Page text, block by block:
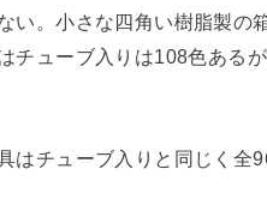
。小さな四角い樹脂製の
チューブ入りは108色ある
チューブ入りと同じく全